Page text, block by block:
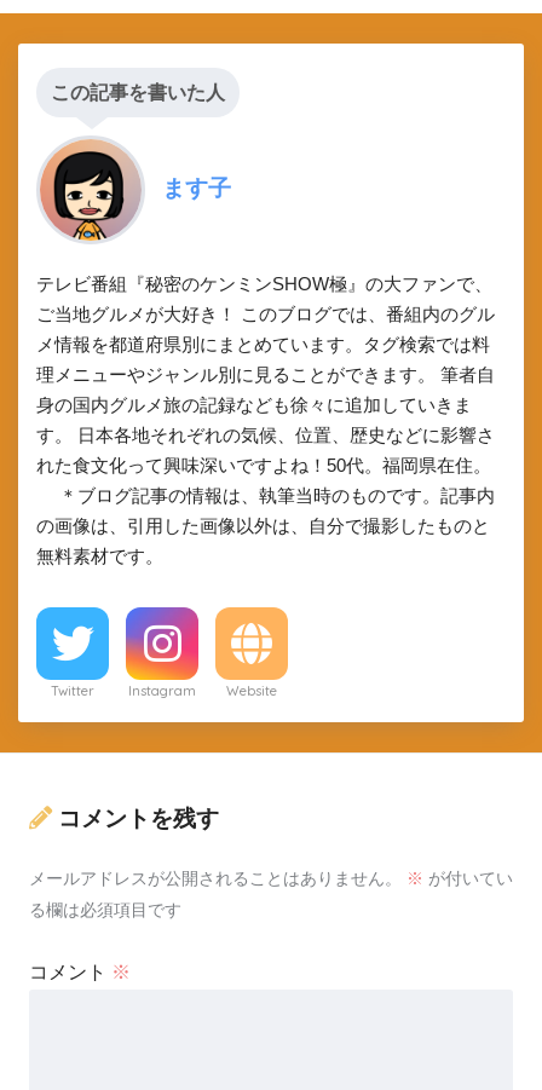
この記事を書いた人
ます子
テレビ番組『秘密のケンミンSHOW極』の大ファンで、
ご当地グルメが大好き！ このブログでは、番組内のグル
メ情報を都道府県別にまとめています。タグ検索では料
理メニューやジャンル別に見ることができます。 筆者自
身の国内グルメ旅の記録なども徐々に追加していきま
す。 日本各地それぞれの気候、位置、歴史などに影響さ
れた食文化って興味深いですよね！50代。福岡県在住。
＊ブログ記事の情報は、執筆当時のものです。記事内
の画像は、引用した画像以外は、自分で撮影したものと
無料素材です。
Twitter Instagram Website
コメントを残す
メールアドレスが公開されることはありません。 ※ が付いてい
る欄は必須項目です
コメント ※